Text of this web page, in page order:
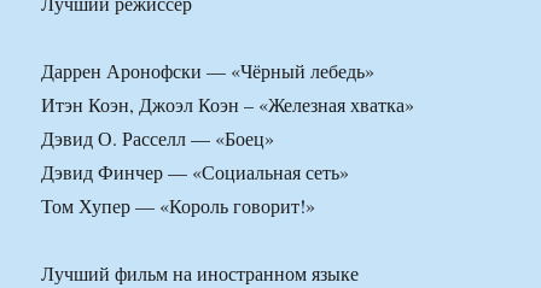
Даррен Аронофски — «Чёрный лебедь»
Итэн Коэн, Джоэл Коэн – «Железная хватка»
Дэвид О. Расселл — «Боец»
Дэвид Финчер — «Социальная сеть»
Том Хупер — «Король говорит!»
Лучший фильм на иностранном языке